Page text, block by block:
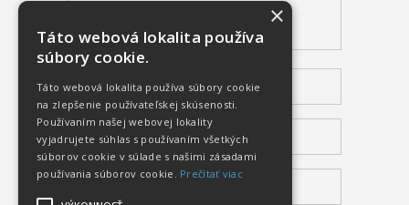
×
Táto webová lokalita používa
súbory cookie.
Táto webová lokalita používa súbory cookie
na zlepšenie používateľskej skúsenosti.
Používaním našej webovej lokality
vyjadrujete súhlas s používaním všetkých
súborov cookie v súlade s našimi zásadami
používania súborov cookie. Prečítať viac